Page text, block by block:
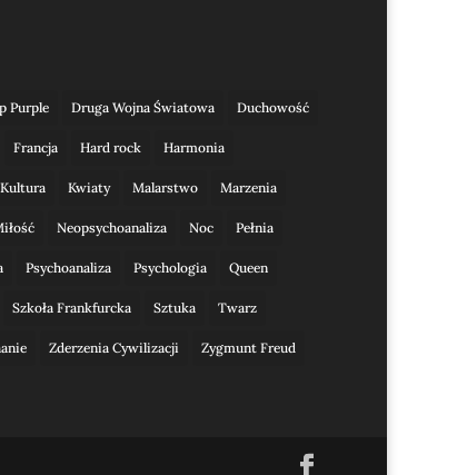
Purple Druga Wojna Światowa Duchowość
Francja Hard rock Harmonia
Kultura Kwiaty Malarstwo Marzenia
Neopsychoanaliza Noc Pełnia
Psychoanaliza Psychologia Queen
Szkoła Frankfurcka Sztuka Twarz
Zderzenia Cywilizacji Zygmunt Freud